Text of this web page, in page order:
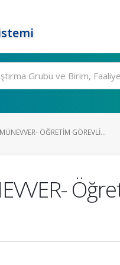
ÖĞRETIM GÖREVLI...